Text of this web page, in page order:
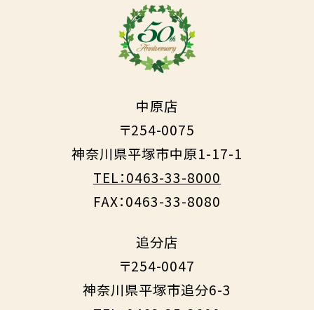
中原店
〒254-0075
神奈川県平塚市中原1-17-1
TEL：0463-33-8000
FAX：0463-33-8080
追分店
〒254-0047
神奈川県平塚市追分6-3